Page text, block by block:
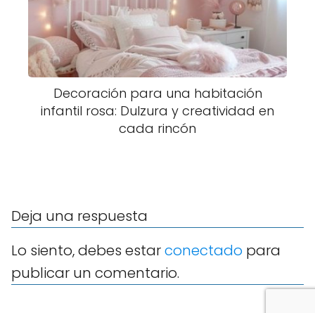
Decoración para una habitación
infantil rosa: Dulzura y creatividad en
cada rincón
Deja una respuesta
Lo siento, debes estarconectado para
publicar un comentario.